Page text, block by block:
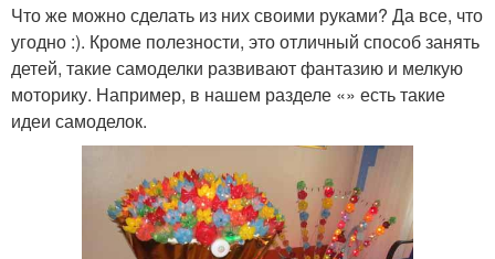
Что же можно сделать из них своими руками? Да все, что
угодно :). Кроме полезности, это отличный способ занять
детей, такие самоделки развивают фантазию и мелкую
моторику. Например, в нашем разделе «» есть такие
идеи самоделок.